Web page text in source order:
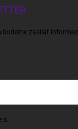
budeme zasílat
s